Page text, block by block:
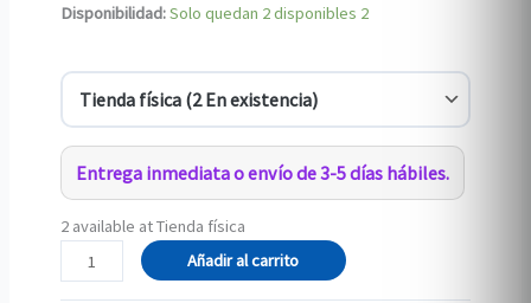
Disponibilidad:Solo quedan 2 disponibles 2
Entrega inmediata o envío de 3-5 días hábiles.
2 available at Tienda física
036-
Pro
Añadir al carrito